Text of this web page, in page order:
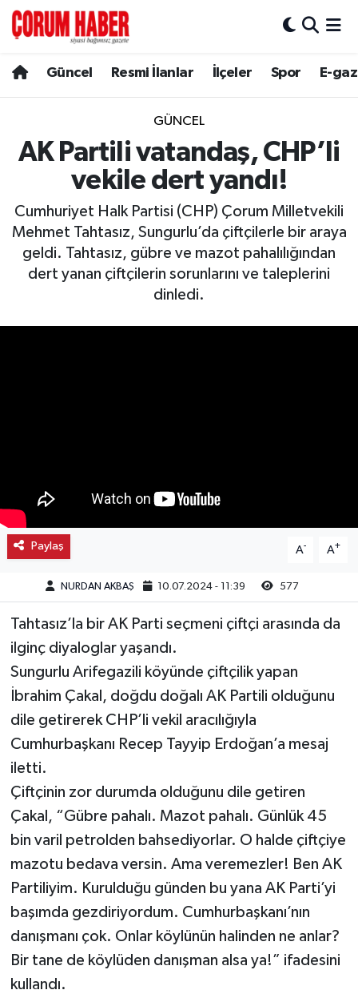
Güncel Resmi İlanlar İlçeler Spor E-
GÜNCEL
AK Partili vatandaş, CHP’li
vekile dert yandı!
Cumhuriyet Halk Partisi (CHP) Çorum Milletvekili
Mehmet Tahtasız, Sungurlu’da çiftçilerle bir araya
geldi. Tahtasız, gübre ve mazot pahalılığından
dert yanan çiftçilerin sorunlarını ve taleplerini
dinledi.
Paylaş A- A+
NURDAN AKBAŞ 10.07.2024 - 11:39 577
Tahtasız’la bir AK Parti seçmeni çiftçi arasında da
ilginç diyaloglar yaşandı.
Sungurlu Arifegazili köyünde çiftçilik yapan
İbrahim Çakal, doğdu doğalı AK Partili olduğunu
dile getirerek CHP’li vekil aracılığıyla
Cumhurbaşkanı Recep Tayyip Erdoğan’a mesaj
iletti.
Çiftçinin zor durumda olduğunu dile getiren
Çakal, “Gübre pahalı. Mazot pahalı. Günlük 45
bin varil petrolden bahsediyorlar. O halde çiftçiye
mazotu bedava versin. Ama veremezler! Ben AK
Partiliyim. Kurulduğu günden bu yana AK Parti’yi
başımda gezdiriyordum. Cumhurbaşkanı’nın
danışmanı çok. Onlar köylünün halinden ne anlar?
Bir tane de köylüden danışman alsa ya!” ifadesini
kullandı.
Spor
Resmi İlanlar
Alaca
Bayat
Boğazkale
Oğuzlar
Ortaköy
Osmancık
Sungurlu
Uğurludağ
Sağlık
Hava Durumu
Çorum Namaz Vakitleri
Trafik Durumu
Süper Lig Puan Durumu ve Fikstür
Tüm Manşetler